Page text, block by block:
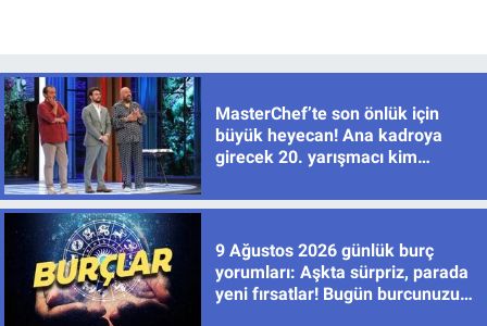
MasterChef’te son önlük için
büyük heyecan! Ana kadroya
girecek 20. yarışmacı kim
9 Ağustos 2026 günlük burç
yorumları: Aşkta sürpriz, parada
yeni fırsatlar! Bugün burcunuzu